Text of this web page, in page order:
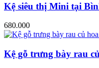
Kệ siêu thị Mini tại
680.000
Kệ gỗ trưng bày rau